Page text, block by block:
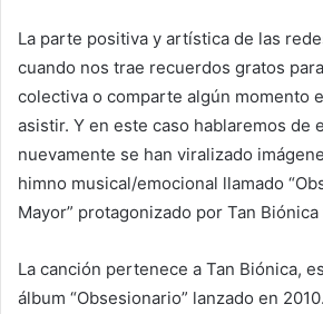
La parte positiva y artística de las
cuando nos trae recuerdos gratos
colectiva o comparte algún momento
asistir. Y en este caso hablaremos de
nuevamente se han viralizado
himno musical/emocional llamado
Mayor” protagonizado por Tan Biónica
La canción pertenece a Tan Biónica,
álbum “Obsesionario” lanzado en